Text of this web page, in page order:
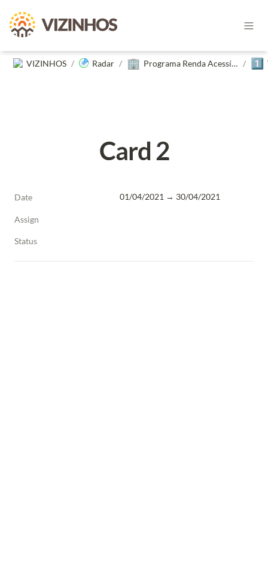
VIZINHOS / Radar / 🏢 Programa Renda Acessível no Alto do Restelo / 1️⃣
Card 2
Date 01/04/2021 → 30/04/2021
Assign
Status